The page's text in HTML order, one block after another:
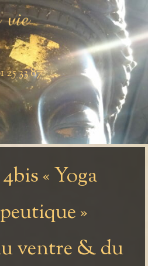
33 87
« Yoga
»
ventre & du